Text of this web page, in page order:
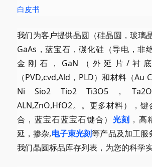
白皮书
我们为客户提供晶圆（硅晶圆，玻璃
GaAs，蓝宝石，碳化硅（导电，非
金刚石，GaN（外延片/衬
（PVD,cvd,Ald，PLD）和材料（Au
Ni Sio2 Tio2 Ti3O5，
ALN,ZnO,HfO2。。 更多材料），键
合，蓝宝石蓝宝石键合） 光刻 ，
延，掺杂,电子束光刻等产品及加工服
我们晶圆标品库存列表，为您的科学实